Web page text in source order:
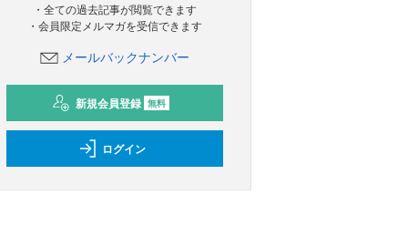
・全ての過去記事が閲覧できます
・会員限定メルマガを受信できます
メールバックナンバー
新規会員登録 無料
ログイン